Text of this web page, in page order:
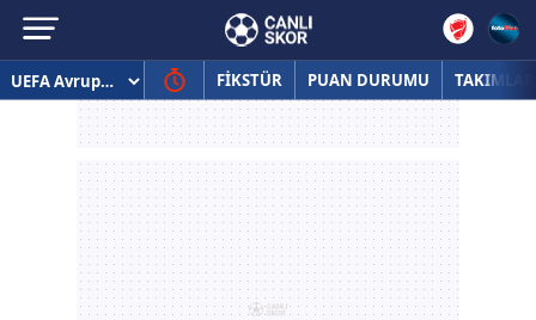
FİKSTÜR PUAN DURUMU TAKIMLAR